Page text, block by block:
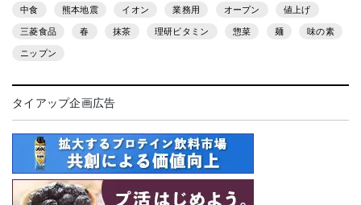
中食 熊本地震 イオン 業務用 オープン 値上げ
三菱食品 春 抹茶 理研ビタミン 惣菜 麺 味の素
ニップン
タイアップ企画広告